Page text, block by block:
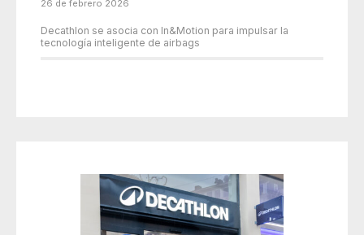
26 de febrero 2026
Decathlon se asocia con In&Motion para impulsar la
tecnología inteligente de airbags